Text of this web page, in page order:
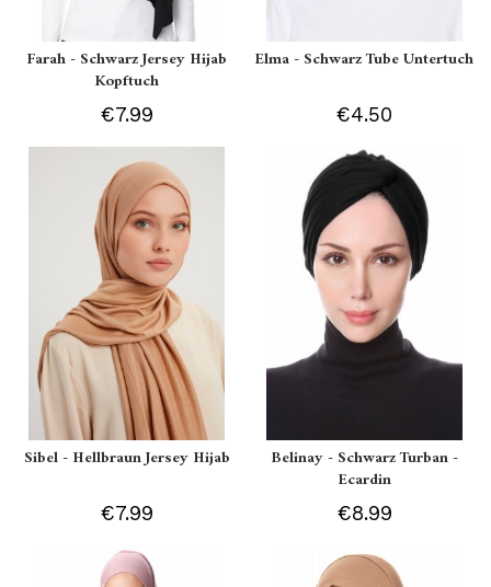
Farah - Schwarz Jersey Hijab
Kopftuch
€7.99
Elma - Schwarz Tube Untertuch
€4.50
Sibel - Hellbraun Jersey Hijab
€7.99
Belinay - Schwarz Turban -
Ecardin
€8.99